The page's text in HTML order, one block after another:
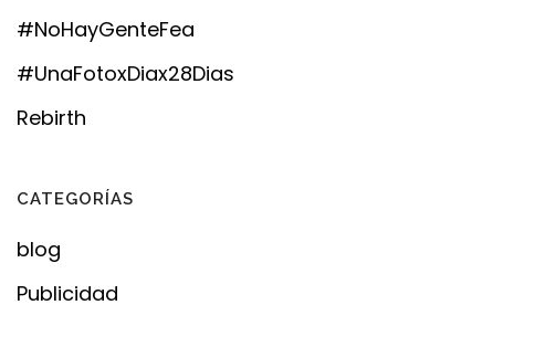
#NoHayGenteFea
#UnaFotoxDiax28Dias
Rebirth
CATEGORÍAS
blog
Publicidad